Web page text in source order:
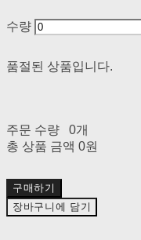
수량
품절된 상품입니다.
주문 수량
0개
총 상품 금액 0원
구매하기
장바구니에 담기